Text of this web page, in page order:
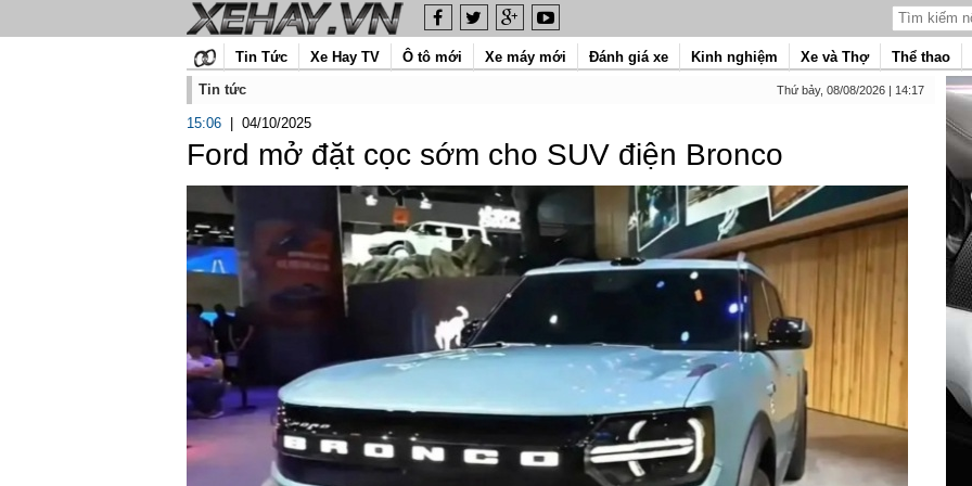
Tin Tức Xe Hay TV Ô tô mới Xe máy mới Đánh giá xe Kinh nghiệm Xe và Thợ Thể thao
Tin tức
Thứ bảy, 08/08/2026 | 14:17
15:06 04/10/2025
Ford mở đặt cọc sớm cho SUV điện Bronco